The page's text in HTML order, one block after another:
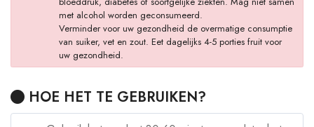
met alcohol worden geconsumeerd.
Verminder voor uw gezondheid de overmatige consumptie
van suiker, vet en zout. Eet dagelijks 4-5 porties fruit voor
uw gezondheid.
HOE HET TE GEBRUIKEN?